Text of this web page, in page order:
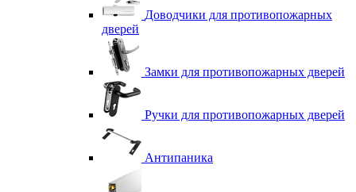
Доводчики для противопожарных
дверей
Замки для противопожарных дверей
Ручки для противопожарных дверей
Антипаника